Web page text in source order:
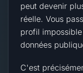
peut devenir
réelle. Vous
profil
données
C'est